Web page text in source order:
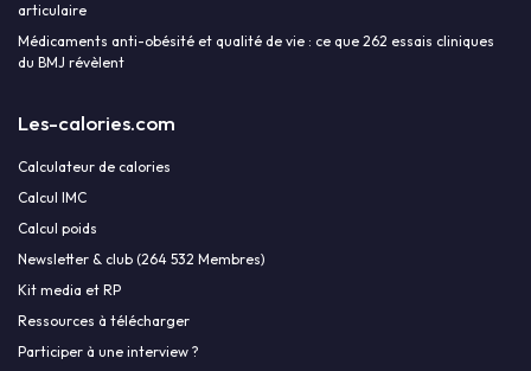
articulaire
Médicaments anti-obésité et qualité de vie : ce que 262 essais cliniques
du BMJ révèlent
Les-calories.com
Calculateur de calories
Calcul IMC
Calcul poids
Newsletter & club (264 532 Membres)
Kit media et RP
Ressources à télécharger
Participer à une interview ?